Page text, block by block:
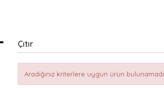
Çıtır
Aradığınız kriterlere uygun ürün bulunamadı